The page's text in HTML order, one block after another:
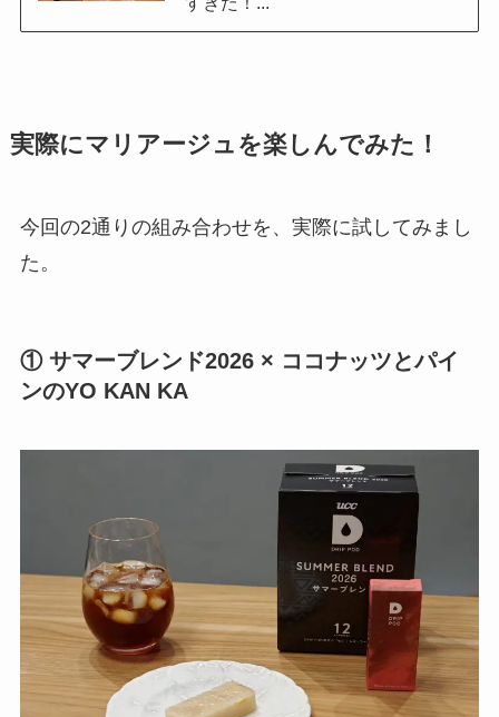
実際にマリアージュを楽しんでみた！
今回の2通りの組み合わせを、実際に試してみまし
た。
① サマーブレンド2026 × ココナッツとパイ
ンのYO KAN KA